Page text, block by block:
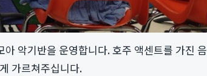
악기반을 운영합니다. 호주 액센트를 가진 음
가르쳐주십니다.